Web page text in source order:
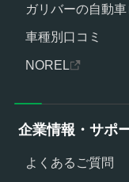
ガリバーの自動
車種別口コミ
NOREL
企業情報・サポ
よくあるご質問